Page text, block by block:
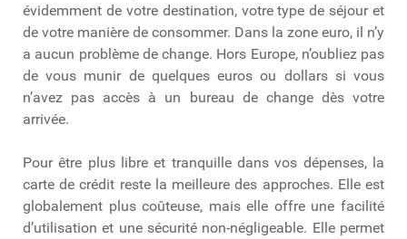
évidemment de votre destination, votre type de séjour et
de votre manière de consommer. Dans la zone euro, il n’y
a aucun problème de change. Hors Europe, n’oubliez pas
de vous munir de quelques euros ou dollars si vous
n’avez pas accès à un bureau de change dès votre
arrivée.
Pour être plus libre et tranquille dans vos dépenses, la
carte de crédit reste la meilleure des approches. Elle est
globalement plus coûteuse, mais elle offre une facilité
d’utilisation et une sécurité non-négligeable. Elle permet